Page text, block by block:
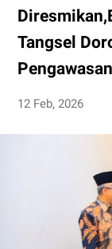
Tangsel
12 Feb, 2026